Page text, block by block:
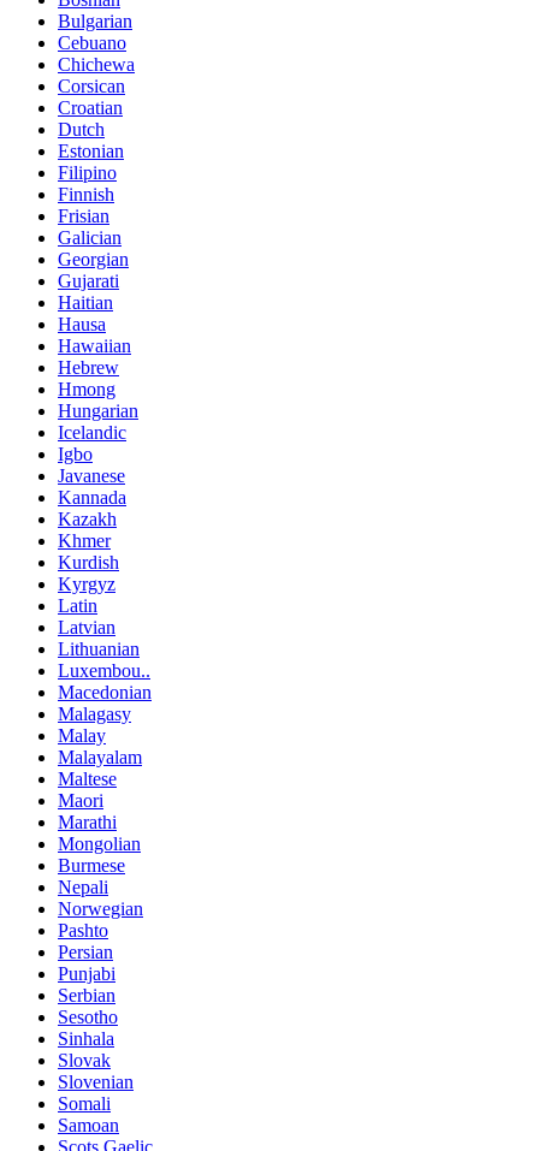
Bulgarian
Cebuano
Chichewa
Corsican
Croatian
Dutch
Estonian
Filipino
Finnish
Frisian
Galician
Georgian
Gujarati
Haitian
Hausa
Hawaiian
Hebrew
Hmong
Hungarian
Icelandic
Igbo
Javanese
Kannada
Kazakh
Khmer
Kurdish
Kyrgyz
Latin
Latvian
Lithuanian
Luxembou..
Macedonian
Malagasy
Malay
Malayalam
Maltese
Maori
Marathi
Mongolian
Burmese
Nepali
Norwegian
Pashto
Persian
Punjabi
Serbian
Sesotho
Sinhala
Slovak
Slovenian
Somali
Samoan